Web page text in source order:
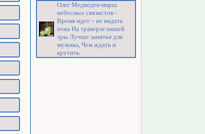
Олег Медведев-марш
небесных связистов -
Время идет – не видать
пока На траверзе нашей
эры Лучше занятья для
мужика, Чем ждать и
крутить